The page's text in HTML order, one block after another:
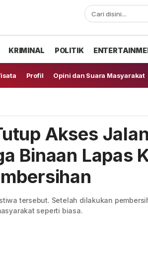
KRIMINAL POLITIK
Profil Opini dan Suara Masyarakat
Akses
Binaan Lapas
tersebut. Setelah dilakukan
seperti biasa.